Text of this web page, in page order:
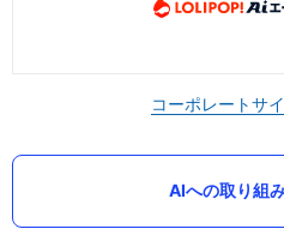
コーポレートサ
AIへの取り組